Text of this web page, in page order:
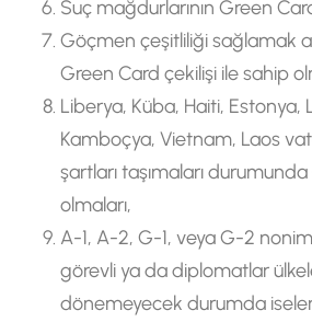
Suç mağdurlarının Green
Göçmen çeşitliliği sağlamak
Green Card çekilişi ile sahip
Liberya, Küba, Haiti, Estonya,
Kamboçya, Vietnam, Laos
şartları taşımaları
olmaları,
A-1, A-2, G-1, veya G-2
görevli ya da diplomatlar
dönemeyecek durumda